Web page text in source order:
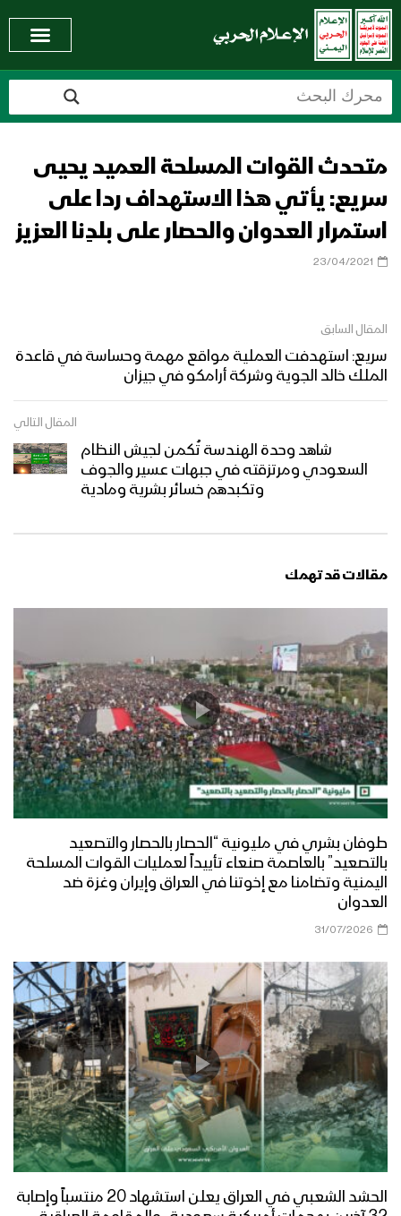
متحدث القوات المسلحة العميد يحيى
سريع: يأتي هذا الاستهداف ردا على
استمرار العدوان والحصار على بلدِنا العزيز
23/04/2021
المقال السابق
سريع: استهدفت العملية مواقع مهمة وحساسة في قاعدة
الملك خالد الجوية وشركة أرامكو في جيزان
المقال التالي
شاهد وحدة الهندسة تُكمن لجيش النظام
السعودي ومرتزقته في جبهات عسير والجوف
وتكبدهم خسائر بشرية ومادية
مقالات قد تهمك
طوفان بشري في مليونية “الحصار بالحصار والتصعيد
بالتصعيد” بالعاصمة صنعاء تأييداً لعمليات القوات المسلحة
اليمنية وتضامنا مع إخوتنا في العراق وإيران وغزة ضد
العدوان
31/07/2026
الحشد الشعبي في العراق يعلن استشهاد 20 منتسباً وإصابة